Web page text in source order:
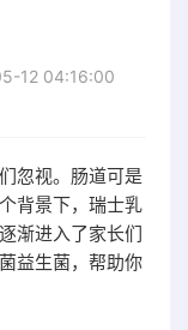
12 04:16:00
忽视。肠道可是
背景下，瑞士乳
渐进入了家长们
益生菌，帮助你